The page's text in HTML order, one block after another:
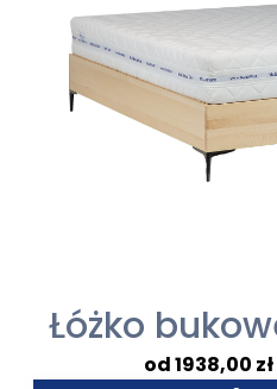
Łóżko
1938,00 zł–
Zakres